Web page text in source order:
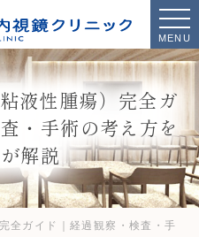
MENU
液性腫瘍）完全ガ
・手術の考え方を
解説
全ガイド｜経過観察・検査・手